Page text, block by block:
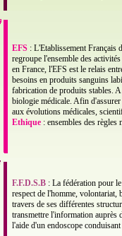
EFS : L'Etablissement Français
regroupe l'ensemble des
en France, l'EFS est le relais
besoins en produits sanguins
fabrication de produits stables.
biologie médicale. Afin
aux évolutions médicales,
Ethique : ensembles des règles
F.F.D.S.B : La fédération pour
respect de l'homme, volontariat,
travers de ses différentes
transmettre l'information auprès
l'aide d'un endoscope